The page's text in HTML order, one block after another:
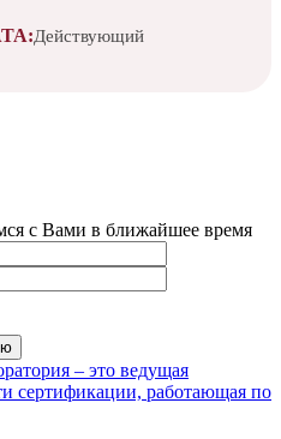
Действующий
с Вами в ближайшее время